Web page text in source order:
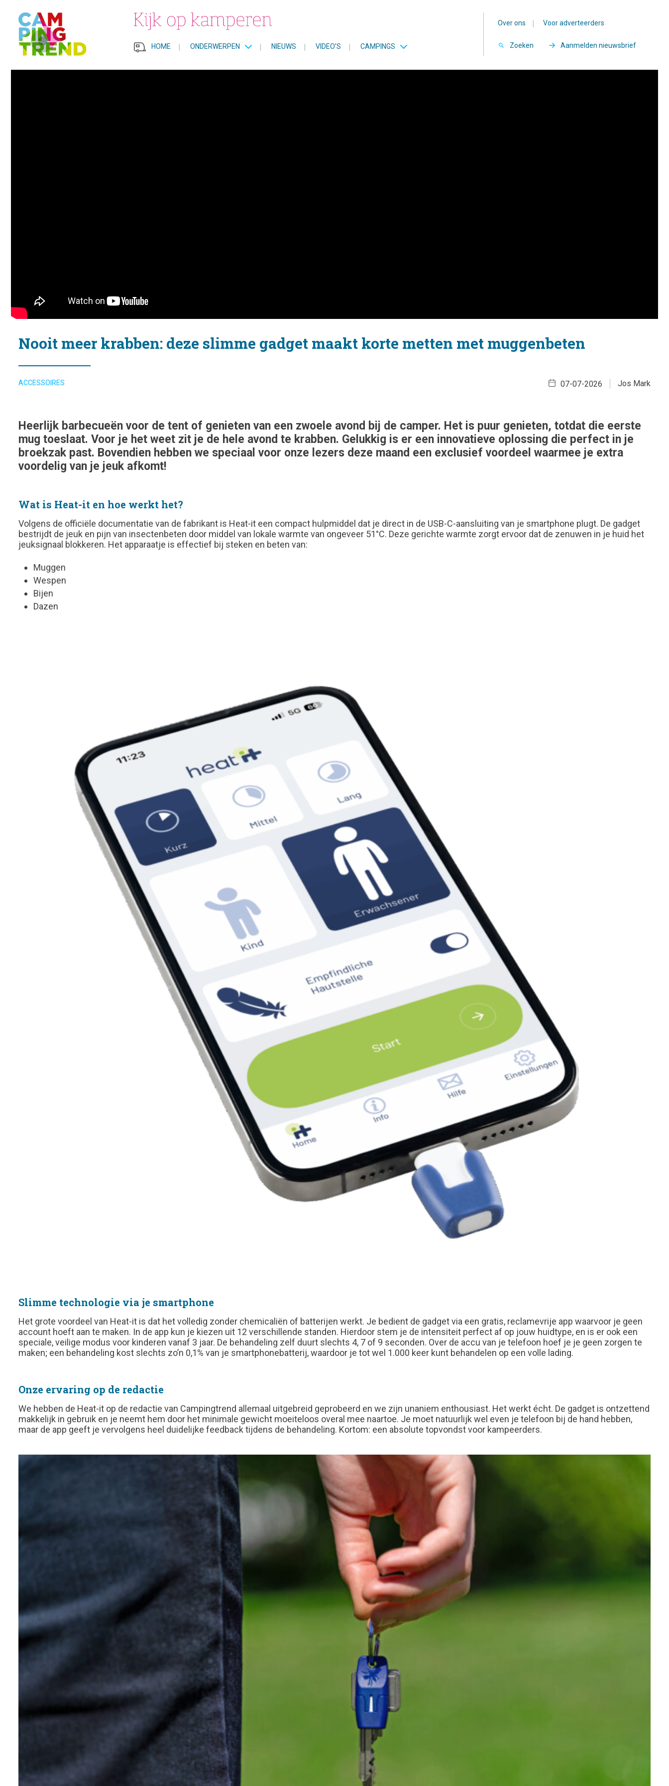
HOME | ONDERWERPEN | NIEUWS | VIDEO’S | CAMPINGS
Over ons | Voor adverteerders
Zoeken Aanmelden nieuwsbrief
Nooit meer krabben: deze slimme gadget maakt korte metten met muggenbeten
ACCESSOIRES Jos Mark
07-07-2026
Heerlijk barbecueën voor de tent of genieten van een zwoele avond bij de camper. Het is puur genieten, totdat die eerste
mug toeslaat. Voor je het weet zit je de hele avond te krabben. Gelukkig is er een innovatieve oplossing die perfect in je
broekzak past. Bovendien hebben we speciaal voor onze lezers deze maand een exclusief voordeel waarmee je extra
voordelig van je jeuk afkomt!
Wat is Heat-it en hoe werkt het?
Volgens de officiële documentatie van de fabrikant is Heat-it een compact hulpmiddel dat je direct in de USB-C-aansluiting van je smartphone plugt. De gadget
bestrijdt de jeuk en pijn van insectenbeten door middel van lokale warmte van ongeveer 51°C. Deze gerichte warmte zorgt ervoor dat de zenuwen in je huid het
jeuksignaal blokkeren. Het apparaatje is effectief bij steken en beten van:
Muggen
Wespen
Bijen
Dazen
Slimme technologie via je smartphone
Het grote voordeel van Heat-it is dat het volledig zonder chemicaliën of batterijen werkt. Je bedient de gadget via een gratis, reclamevrije app waarvoor je geen
account hoeft aan te maken. In de app kun je kiezen uit 12 verschillende standen. Hierdoor stem je de intensiteit perfect af op jouw huidtype, en is er ook een
speciale, veilige modus voor kinderen vanaf 3 jaar. De behandeling zelf duurt slechts 4, 7 of 9 seconden. Over de accu van je telefoon hoef je je geen zorgen te
maken; een behandeling kost slechts zo’n 0,1% van je smartphonebatterij, waardoor je tot wel 1.000 keer kunt behandelen op een volle lading.
Onze ervaring op de redactie
We hebben de Heat-it op de redactie van Campingtrend allemaal uitgebreid geprobeerd en we zijn unaniem enthousiast. Het werkt écht. De gadget is ontzettend
makkelijk in gebruik en je neemt hem door het minimale gewicht moeiteloos overal mee naartoe. Je moet natuurlijk wel even je telefoon bij de hand hebben,
maar de app geeft je vervolgens heel duidelijke feedback tijdens de behandeling. Kortom: een absolute topvondst voor kampeerders.